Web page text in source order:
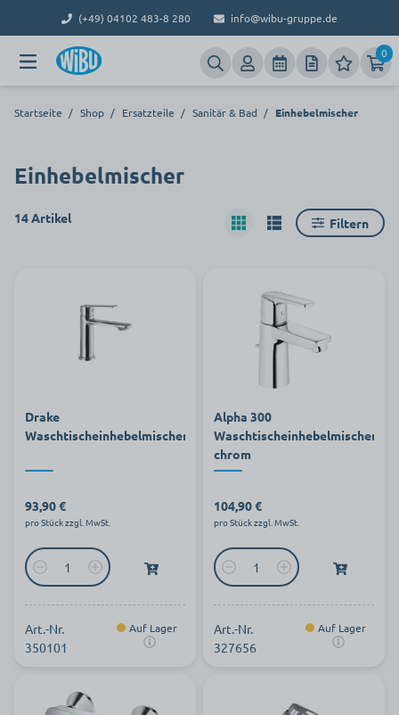
(+49) 04102 483-8 280 info@wibu-gruppe.de
0
Startseite / Shop / Ersatzteile / Sanitär & Bad / Einhebelmischer
Einhebelmischer
14 Artikel Filtern
Drake
Waschtischeinhebelmischer
93,90 €
pro Stück zzgl. MwSt.
Art.-Nr.
350101
Auf Lager
Alpha 300
Waschtischeinhebelmischer
chrom
104,90 €
pro Stück zzgl. MwSt.
Art.-Nr.
327656
Auf Lager